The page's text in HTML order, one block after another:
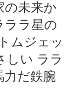
の未来か
ララ星の
ムジェッ
しい ララ
力だ鉄腕